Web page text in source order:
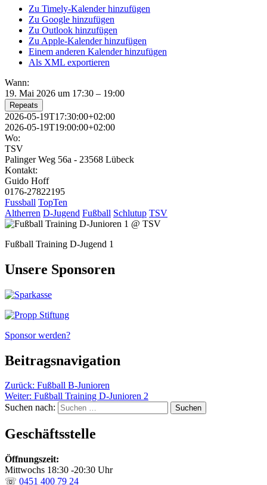
Zu Timely-Kalender hinzufügen
Zu Google hinzufügen
Zu Outlook hinzufügen
Zu Apple-Kalender hinzufügen
Einem anderen Kalender hinzufügen
Als XML exportieren
Wann:
19. Mai 2026 um 17:30 – 19:00
Repeats
2026-05-19T17:30:00+02:00
2026-05-19T19:00:00+02:00
Wo:
TSV
Palinger Weg 56a - 23568 Lübeck
Kontakt:
Guido Hoff
0176-27822195
Fussball TopTen
Altherren D-Jugend Fußball Schlutup TSV
Fußball Training D-Jugend 1
Unsere Sponsoren
Sponsor werden?
Beitragsnavigation
Zurück: Fußball B-Junioren
Weiter: Fußball Training D-Junioren 2
Suchen nach:
Geschäftsstelle
Öffnungszeit:
Mittwochs 18:30 -20:30 Uhr
☏ 0451 400 79 24